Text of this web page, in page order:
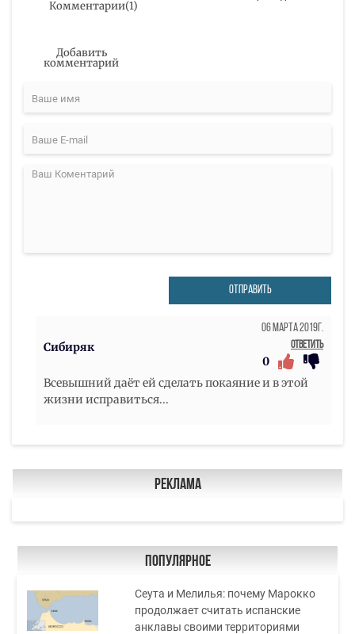
Комментарии(1)
Добавить
комментарий
ОТПРАВИТЬ
Сибиряк
06 Марта 2019г.
Ответить
0
Всевышний даёт ей сделать покаяние и в этой
жизни исправиться...
Реклама
Популярное
Сеута и Мелилья: почему Марокко
продолжает считать испанские
анклавы своими территориями